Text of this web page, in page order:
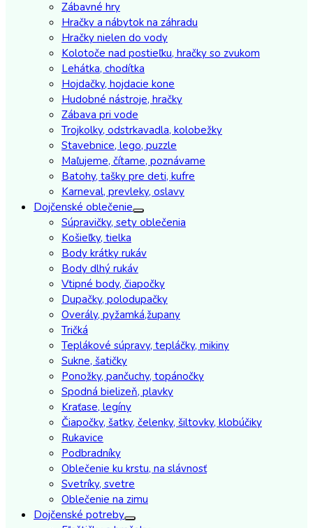
Zábavné hry
Hračky a nábytok na záhradu
Hračky nielen do vody
Kolotoče nad postieľku, hračky so zvukom
Lehátka, chodítka
Hojdačky, hojdacie kone
Hudobné nástroje, hračky
Zábava pri vode
Trojkolky, odstrkavadla, kolobežky
Stavebnice, lego, puzzle
Maľujeme, čítame, poznávame
Batohy, tašky pre deti, kufre
Karneval, prevleky, oslavy
Dojčenské oblečenie
Súpravičky, sety oblečenia
Košieľky, tielka
Body krátky rukáv
Body dlhý rukáv
Vtipné body, čiapočky
Dupačky, polodupačky
Overály, pyžamká,župany
Tričká
Teplákové súpravy, tepláčky, mikiny
Sukne, šatičky
Ponožky, pančuchy, topánočky
Spodná bielizeň, plavky
Kraťase, legíny
Čiapočky, šatky, čelenky, šiltovky, klobúčiky
Rukavice
Podbradníky
Oblečenie ku krstu, na slávnosť
Svetríky, svetre
Oblečenie na zimu
Dojčenské potreby